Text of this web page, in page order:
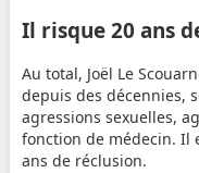
Il risque 20 ans
Au total, Joël Le
depuis des décennies,
agressions sexuelles,
fonction de médecin. Il
ans de réclusion.